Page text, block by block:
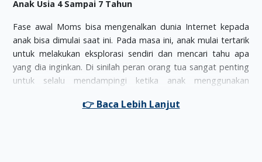
Anak Usia 4 Sampai 7 Tahun
Fase awal Moms bisa mengenalkan dunia Internet kepada
anak bisa dimulai saat ini. Pada masa ini, anak mulai tertarik
untuk melakukan eksplorasi sendiri dan mencari tahu apa
yang dia inginkan. Di sinilah peran orang tua sangat penting
untuk selalu mendampingi ketika anak menggunakan